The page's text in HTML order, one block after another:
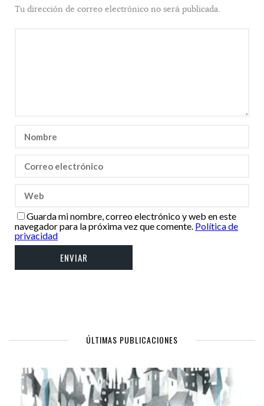
Tu dirección de correo electrónico no será publicada.
Guarda mi nombre, correo electrónico y web en este
navegador para la próxima vez que comente. Política de
privacidad
ÚLTIMAS PUBLICACIONES